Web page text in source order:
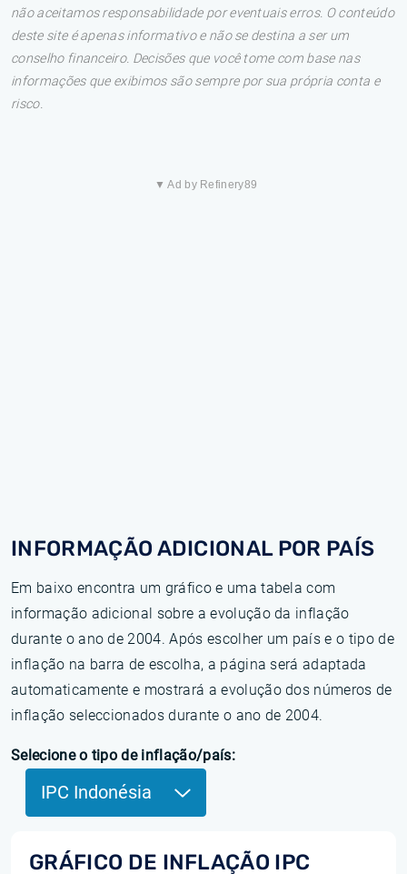
não aceitamos responsabilidade por eventuais erros. O conteúdo
deste site é apenas informativo e não se destina a ser um
conselho financeiro. Decisões que você tome com base nas
informações que exibimos são sempre por sua própria conta e
risco.
▼ Ad by Refinery89
INFORMAÇÃO ADICIONAL POR PAÍS
Em baixo encontra um gráfico e uma tabela com
informação adicional sobre a evolução da inflação
durante o ano de 2004. Após escolher um país e o tipo de
inflação na barra de escolha, a página será adaptada
automaticamente e mostrará a evolução dos números de
inflação seleccionados durante o ano de 2004.
Selecione o tipo de inflação/país:
IPC Indonésia
GRÁFICO DE INFLAÇÃO IPC